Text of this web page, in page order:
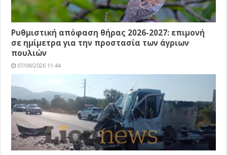
Ρυθμιστική απόφαση θήρας 2026-2027: επιμονή
σε ημίμετρα για την προστασία των άγριων
πουλιών
07/08/2026 11:44